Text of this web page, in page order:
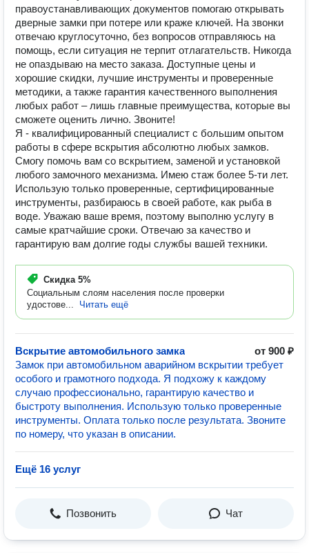
правоустанавливающих документов помогаю открывать
дверные замки при потере или краже ключей. На звонки
отвечаю круглосуточно, без вопросов отправляюсь на
помощь, если ситуация не терпит отлагательств. Никогда
не опаздываю на место заказа. Доступные цены и
хорошие скидки, лучшие инструменты и проверенные
методики, а также гарантия качественного выполнения
любых работ – лишь главные преимущества, которые вы
сможете оценить лично. Звоните!
Я - квалифицированный специалист с большим опытом
работы в сфере вскрытия абсолютно любых замков.
Смогу помочь вам со вскрытием, заменой и установкой
любого замочного механизма. Имею стаж более 5-ти лет.
Использую только проверенные, сертифицированные
инструменты, разбираюсь в своей работе, как рыба в
воде. Уважаю ваше время, поэтому выполню услугу в
самые кратчайшие сроки. Отвечаю за качество и
гарантирую вам долгие годы службы вашей техники.
Скидка 5%
Социальным слоям населения после проверки
удостове...
Читать ещё
Вскрытие автомобильного замка
от 900 ₽
Замок при автомобильном аварийном вскрытии требует
особого и грамотного подхода. Я подхожу к каждому
случаю профессионально, гарантирую качество и
быстроту выполнения. Использую только проверенные
инструменты. Оплата только после результата. Звоните
по номеру, что указан в описании.
Ещё 16 услуг
Позвонить Чат